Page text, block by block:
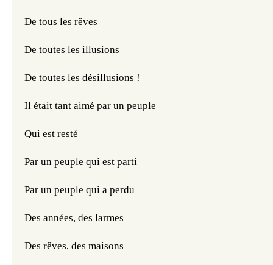
De tous les rêves
De toutes les illusions
De toutes les désillusions !
Il était tant aimé par un peuple
Qui est resté
Par un peuple qui est parti
Par un peuple qui a perdu
Des années, des larmes
Des rêves, des maisons